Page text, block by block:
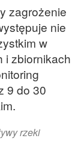
zagrożenie
nie
w
i zbiornikach
9 do 30
rzeki